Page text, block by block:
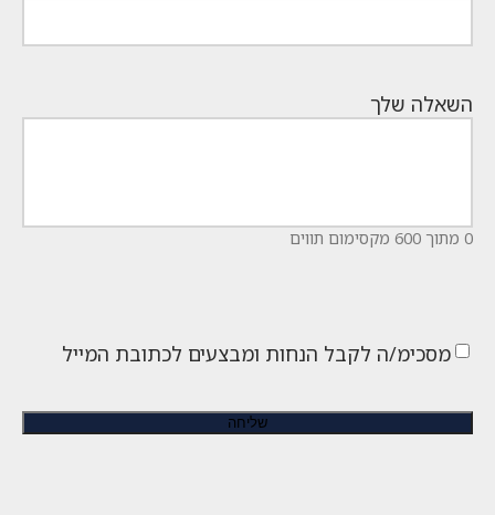
השאלה שלך
0 מתוך 600 מקסימום תווים
מסכימ/ה לקבל הנחות ומבצעים לכתובת המייל